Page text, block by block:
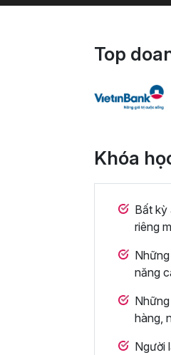
Top
Khóa
Bất kỳ
riêng
năng
hàng,
Người